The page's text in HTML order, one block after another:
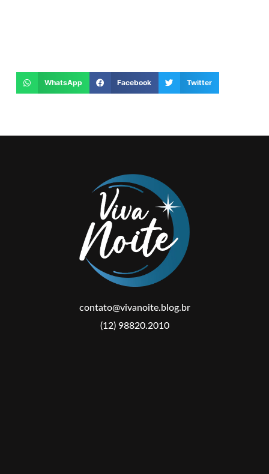
WhatsApp Facebook Twitter
contato@vivanoite.blog.br
(12) 98820.2010